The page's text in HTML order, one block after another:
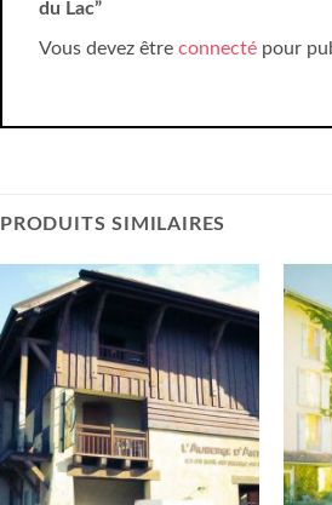
du Lac”
Vous devez être connecté pour
PRODUITS SIMILAIRES